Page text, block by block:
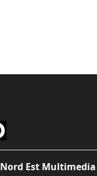
Nord Est Multimedia